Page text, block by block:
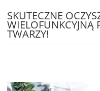
SKUTECZNE
TWARZY!